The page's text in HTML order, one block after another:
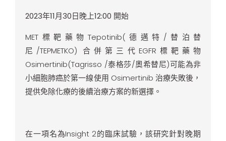
2023年11月30日晚上12:00 開始
MET標靶藥物Tepotinib(德邁特/替泊替
尼/TEPMETKO) 合併第三代EGFR標靶藥物
Osimertinib(Tagrisso /泰格莎/奧希替尼)可能為非
小細胞肺癌於第一線使用 Osimertinib 治療失敗後，
提供免除化療的後續治療方案的新選擇。
在一項名為Insight 2的臨床試驗，該研究針對晚期